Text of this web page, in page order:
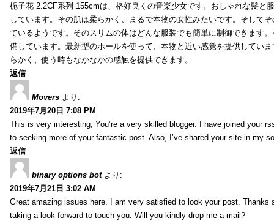
栀子花 2.2CF系列 155cmは、格好良くの音楽少女です。おしゃれな髪と
しています。その肌は柔らかく、まるで本物の女性みたいです。そして
ているようです。そのスリムの体はどんな服装でも簡単に制御できます
備しています。最新型のホールを使って、本物と近い感覚を提供してい
らかく、使う時もなかなかの感触を提供できます。
返信
Movers より:
2019年7月20日 7:08 PM
This is very interesting, You’re a very skilled blogger. I have joined your
to seeking more of your fantastic post. Also, I’ve shared your site in my
返信
binary options bot より:
2019年7月21日 3:02 AM
Great amazing issues here. I am very satisfied to look your post. Thanks
taking a look forward to touch you. Will you kindly drop me a mail?